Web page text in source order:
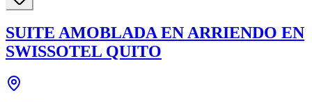
SUITE AMOBLADA EN ARRIENDO EN
SWISSOTEL QUITO